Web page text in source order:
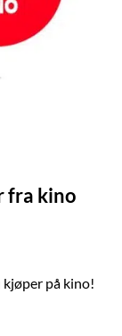
fra kino
kjøper på kino!